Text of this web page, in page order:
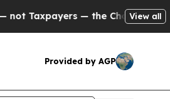
— the Chance to Cash in
View all
Provided by AGP